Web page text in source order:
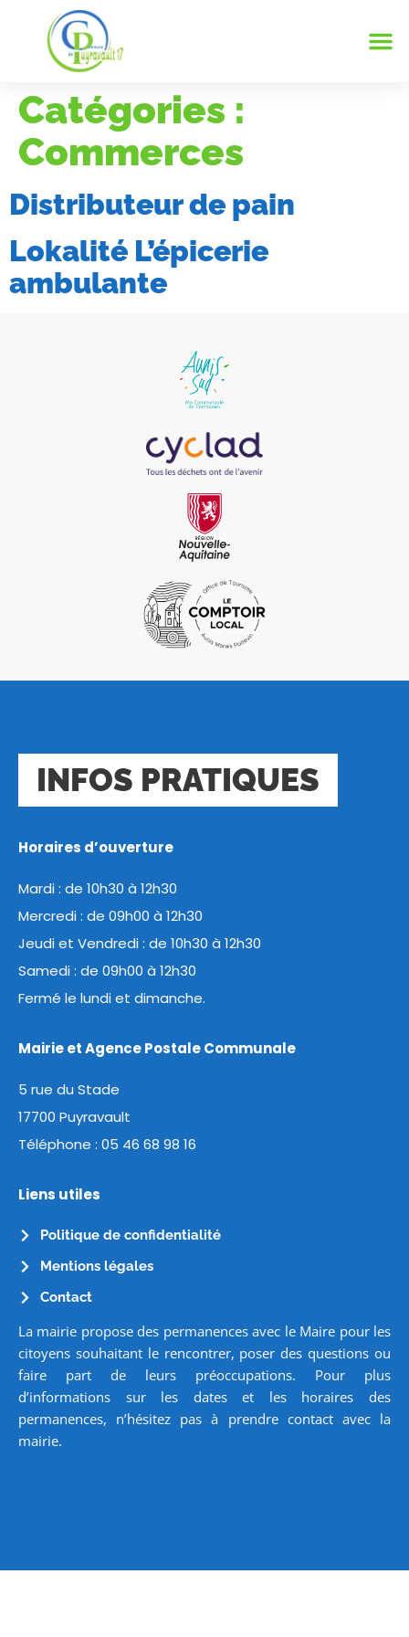
Catégories :
Commerces
Distributeur de pain
Lokalité L’épicerie
ambulante
INFOS PRATIQUES
Horaires d’ouverture
Mardi : de 10h30 à 12h30
Mercredi : de 09h00 à 12h30
Jeudi et Vendredi : de 10h30 à 12h30
Samedi : de 09h00 à 12h30
Fermé le lundi et dimanche.
Mairie et Agence Postale Communale
5 rue du Stade
17700 Puyravault
Téléphone : 05 46 68 98 16
Liens utiles
Politique de confidentialité
Mentions légales
Contact
La mairie propose des permanences avec le Maire pour les
citoyens souhaitant le rencontrer, poser des questions ou
faire part de leurs préoccupations. Pour plus
d’informations sur les dates et les horaires des
permanences, n’hésitez pas à prendre contact avec la
mairie.